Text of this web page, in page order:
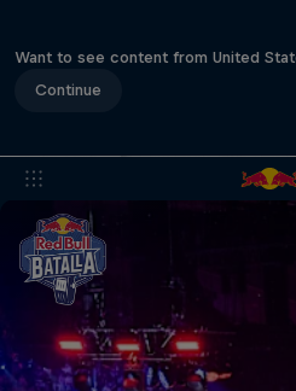
Want to see content from United
Continue